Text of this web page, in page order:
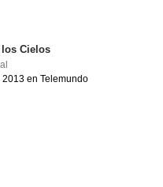
Cielos
en Telemundo